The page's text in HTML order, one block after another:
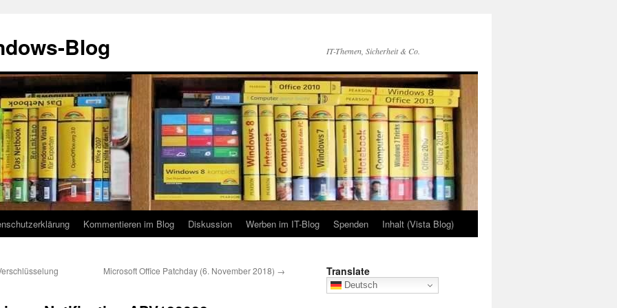
Blog IT-Themen, Sicherheit & Co.
Kommentieren im Blog Diskussion Werben im IT-Blog Spenden Inhalt (Vista Blog)
Microsoft Office Patchday (6. November 2018) → Translate
Deutsch